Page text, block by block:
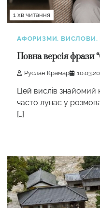
1 хв читання
АФОРИЗМИ, ВИСЛОВИ,
Повна версія фрази
Руслан Крамар
Цей вислів знайомий
часто лунає у
[…]